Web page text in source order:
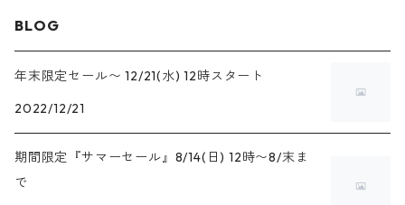
BLOG
年末限定セール〜 12/21(水) 12時スタート
2022/12/21
期間限定『サマーセール』8/14(日) 12時〜8/末ま
で